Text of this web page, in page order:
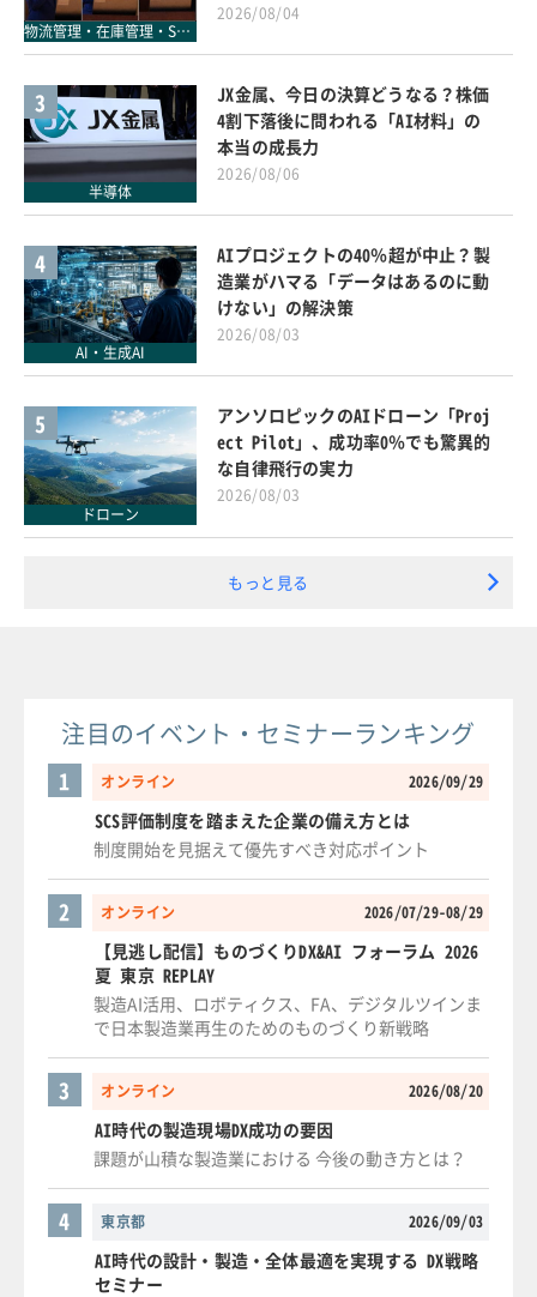
物流管理・在庫管理・SCM
2026/08/04
3
半導体
JX金属、今日の決算どうなる？株価
4割下落後に問われる「AI材料」の
本当の成長力
2026/08/06
4
AI・生成AI
AIプロジェクトの40％超が中止？製
造業がハマる「データはあるのに動
けない」の解決策
2026/08/03
5
ドローン
アンソロピックのAIドローン「Proj
ect Pilot」、成功率0％でも驚異的
な自律飛行の実力
2026/08/03
もっと見る
注目のイベント・セミナーランキング
オンライン 2026/09/29
1
SCS評価制度を踏まえた企業の備え方とは
制度開始を見据えて優先すべき対応ポイント
オンライン 2026/07/29-08/29
2
【見逃し配信】ものづくりDX&AI フォーラム 2026
夏 東京 REPLAY
製造AI活用、ロボティクス、FA、デジタルツインま
で日本製造業再生のためのものづくり新戦略
オンライン 2026/08/20
3
AI時代の製造現場DX成功の要因
課題が山積な製造業における 今後の動き方とは？
東京都 2026/09/03
4
AI時代の設計・製造・全体最適を実現する DX戦略
セミナー